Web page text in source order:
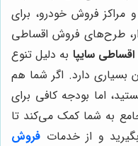
فروش خودرو، برای
طرح‌های فروش اقساطی
سایپا به دلیل تنوع
بسیاری دارد. اگر شما هم
اما بودجه کافی برای
به شما کمک می‌کند تا
و از خدمات فروش